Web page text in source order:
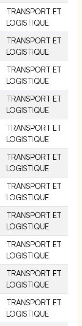
TRANSPORT ET
LOGISTIQUE
TRANSPORT ET
LOGISTIQUE
TRANSPORT ET
LOGISTIQUE
TRANSPORT ET
LOGISTIQUE
TRANSPORT ET
LOGISTIQUE
TRANSPORT ET
LOGISTIQUE
TRANSPORT ET
LOGISTIQUE
TRANSPORT ET
LOGISTIQUE
TRANSPORT ET
LOGISTIQUE
TRANSPORT ET
LOGISTIQUE
TRANSPORT ET
LOGISTIQUE